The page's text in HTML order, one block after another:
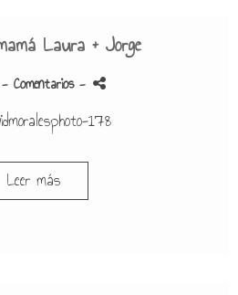
Laura + Jorge
- Comentarios -
Leer más